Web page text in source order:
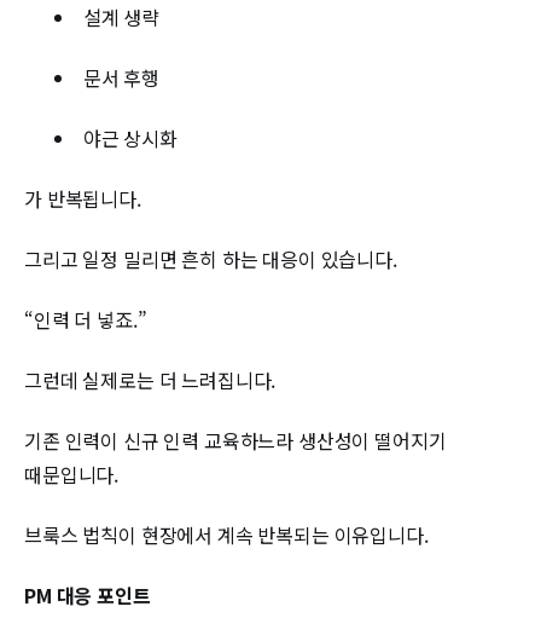
설계 생략
문서 후행
야근 상시화
가 반복됩니다.
그리고 일정 밀리면 흔히 하는 대응이 있습니다.
“인력 더 넣죠.”
그런데 실제로는 더 느려집니다.
기존 인력이 신규 인력 교육하느라 생산성이 떨어지기
때문입니다.
브룩스 법칙이 현장에서 계속 반복되는 이유입니다.
PM 대응 포인트